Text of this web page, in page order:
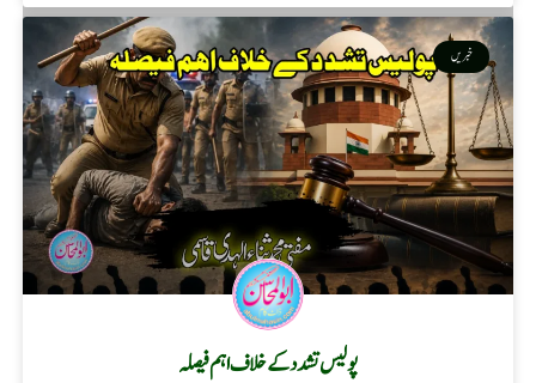
خبریں
پولیس تشدد کے خلاف اہم فیصلہ